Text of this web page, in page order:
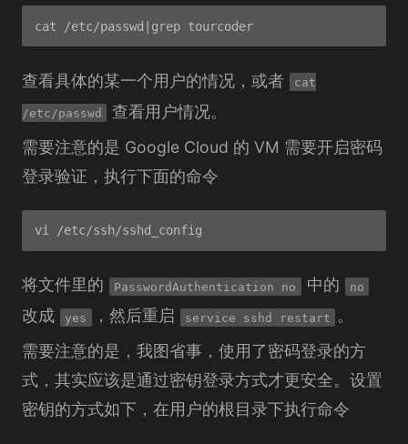
查看具体的某一个用户的情况，或者 cat
/etc/passwd
查看用户情况。
需要注意的是 Google Cloud 的 VM 需要开启密码
登录验证，执行下面的命令
将文件里的 PasswordAuthentication no 中的 no
改成 yes ，然后重启 service sshd restart
。
需要注意的是，我图省事，使用了密码登录的方
式，其实应该是通过密钥登录方式才更安全。设置
密钥的方式如下，在用户的根目录下执行命令